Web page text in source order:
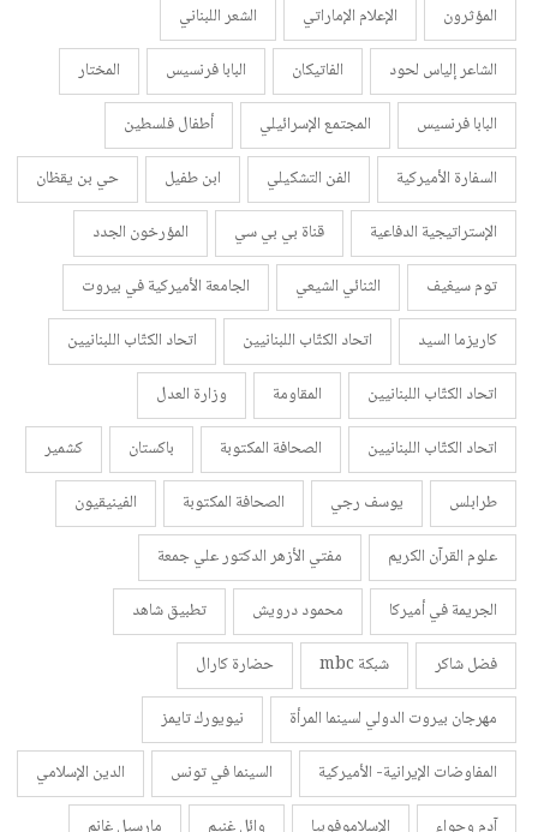
المؤثرون
الإعلام الإماراتي
الشعر اللبناني
الشاعر إلياس لحود
الفاتيكان البابا فرنسيس
المختار
البابا فرنسيس
المجتمع الإسرائيلي
أطفال فلسطين
السفارة الأميركية
الفن التشكيلي ابن طفيل
حي بن يقظان
الإستراتيجية الدفاعية
قناة بي بي سي
المؤرخون الجدد
توم سيغيف
الثنائي الشيعي
الجامعة الأميركية في بيروت
كاريزما السيد
اتحاد الكتّاب اللبنانيين
اتحاد الكتّاب اللبنانيين
اتحاد الكتّاب اللبنانيين
المقاومة
وزارة العدل
اتحاد الكتّاب اللبنانيين
الصحافة المكتوبة باكستان
كشمير
طرابلس
يوسف رجي الصحافة المكتوبة
الفينيقيون
علوم القرآن الكريم
مفتي الأزهر الدكتور علي جمعة
الجريمة في أميركا
محمود درويش
تطبيق شاهد
فضل شاكر
شبكة mbc
حضارة كارال
مهرجان بيروت الدولي لسينما المرأة
نيويورك تايمز
المفاوضات الإيرانية- الأميركية
السينما في تونس
الدين الإسلامي